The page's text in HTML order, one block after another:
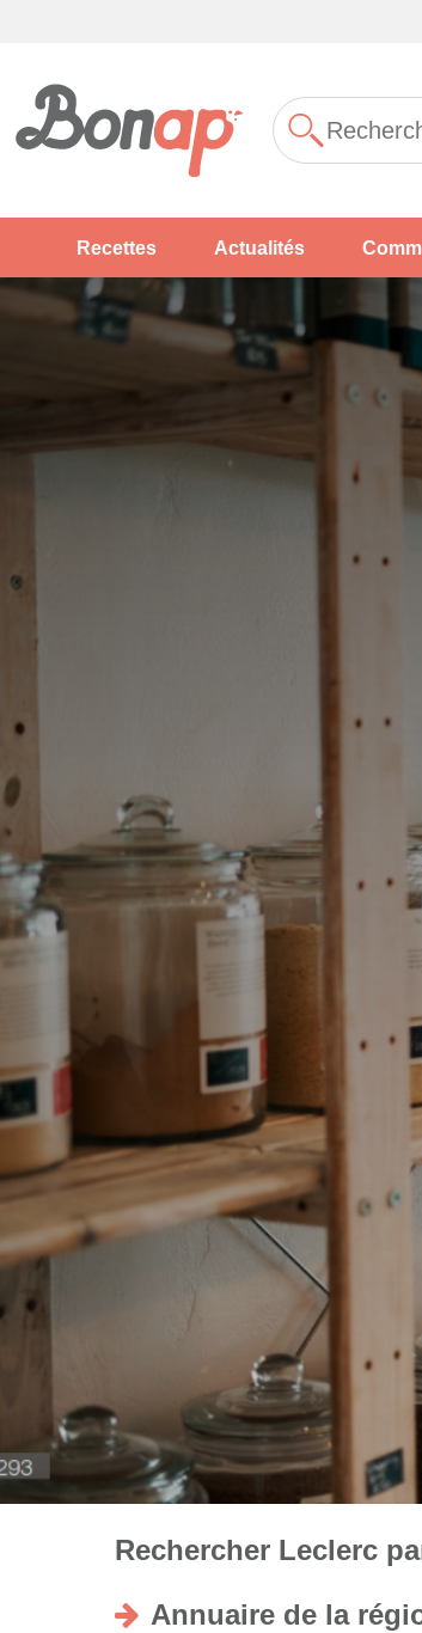
Recettes Actualités
Rechercher Leclerc
Annuaire de la